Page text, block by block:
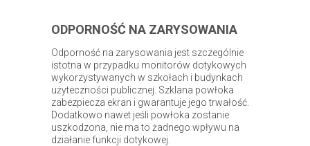
ODPORNOŚĆ NA ZARYSOWANIA
Odporność na zarysowania jest szczególnie
istotna w przypadku monitorów dotykowych
wykorzystywanych w szkołach i budynkach
użyteczności publicznej. Szklana powłoka
zabezpiecza ekran i gwarantuje jego trwałość.
Dodatkowo nawet jeśli powłoka zostanie
uszkodzona, nie ma to żadnego wpływu na
działanie funkcji dotykowej.